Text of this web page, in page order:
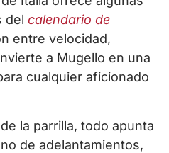
del calendario de
entre velocidad,
a Mugello en una
cualquier aficionado
la parrilla, todo apunta
de adelantamientos,